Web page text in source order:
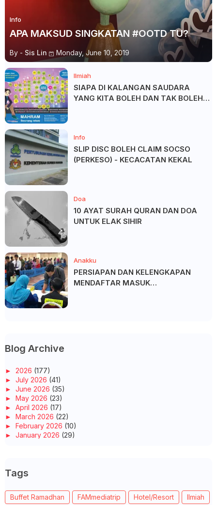
Info
APA MAKSUD SINGKATAN #OOTD TU?
By - Sis Lin Monday, June 10, 2019
Ilmiah
SIAPA DI KALANGAN SAUDARA
YANG KITA BOLEH DAN TAK BOLEH
Info
SLIP DISC BOLEH CLAIM SOCSO
(PERKESO) - KECACATAN KEKAL
Doa
10 AYAT SURAH QURAN DAN DOA
UNTUK ELAK SIHIR
Anakku
PERSIAPAN DAN KELENGKAPAN
MENDAFTAR MASUK
Blog Archive
► 2026 (177)
► July 2026 (41)
► June 2026 (35)
► May 2026 (23)
► April 2026 (17)
► March 2026 (22)
► February 2026 (10)
► January 2026 (29)
►October 2025
September 2025
►August 2025(6)
►July 2025(20)
Tags
Buffet Ramadhan FAMmediatrip Hotel/Resort
Ilmiah